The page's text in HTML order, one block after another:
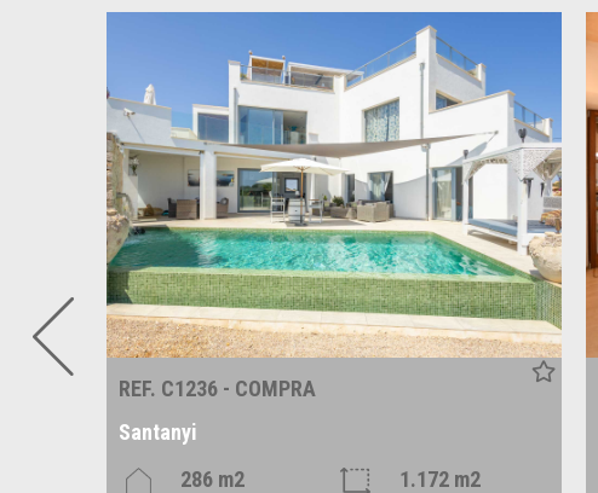
REF. C1236 - COMPRA
Santanyi
286 m2
1.172 m2